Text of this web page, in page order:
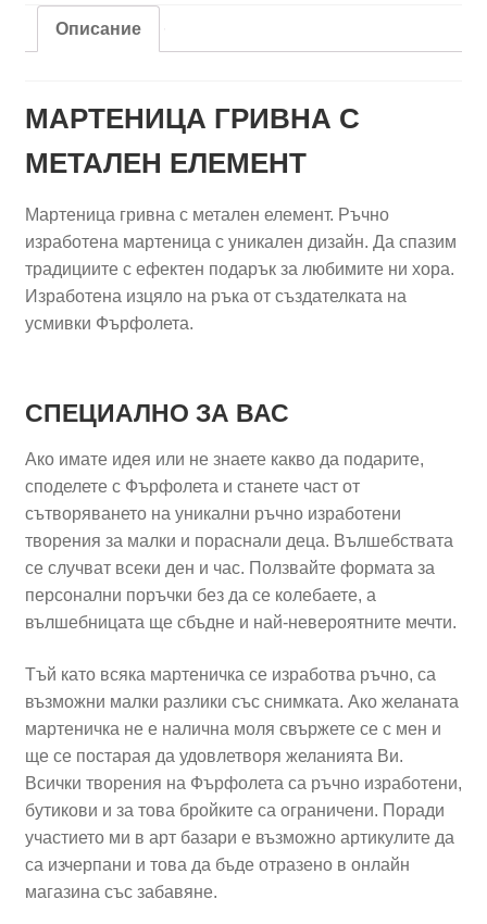
Описание
МАРТЕНИЦА ГРИВНА С
МЕТАЛЕН ЕЛЕМЕНТ
Мартеница гривна с метален елемент. Ръчно
изработена мартеница с уникален дизайн. Да спазим
традициите с ефектен подарък за любимите ни хора.
Изработена изцяло на ръка от създателката на
усмивки Фърфолета.
СПЕЦИАЛНО ЗА ВАС
Ако имате идея или не знаете какво да подарите,
споделете с Фърфолета и станете част от
сътворяването на уникални ръчно изработени
творения за малки и пораснали деца. Вълшебствата
се случват всеки ден и час. Ползвайте формата за
персонални поръчки без да се колебаете, а
вълшебницата ще сбъдне и най-невероятните мечти.
Тъй като всяка мартеничка се изработва ръчно, са
възможни малки разлики със снимката. Ако желаната
мартеничка не е налична моля свържете се с мен и
ще се постарая да удовлетворя желанията Ви.
Всички творения на Фърфолета са ръчно изработени,
бутикови и за това бройките са ограничени. Поради
участието ми в арт базари е възможно артикулите да
са изчерпани и това да бъде отразено в онлайн
магазина със забавяне.